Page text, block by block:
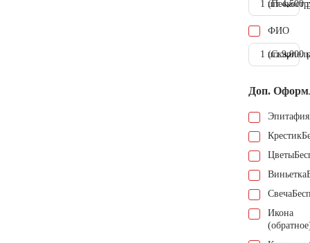
1 шт.4.500
ФИО
1 шт.9.000
Доп.
Эпитафия
Крестик
Цветы
Виньетка
Свеча
Икона